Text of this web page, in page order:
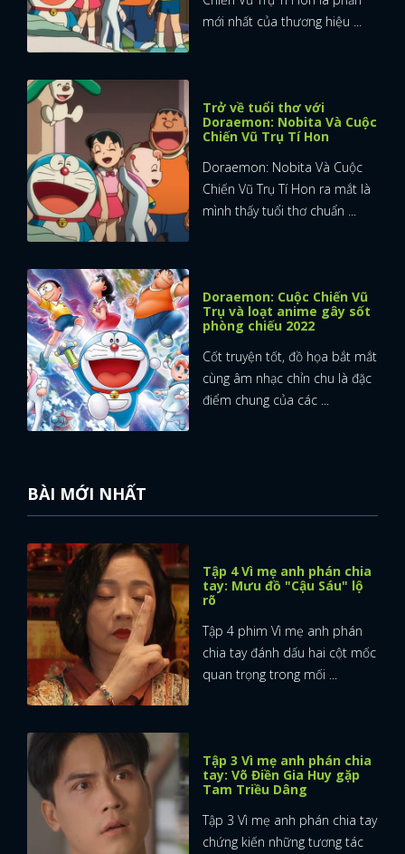
mới nhất của thương hiệu ...
Trở về tuổi thơ với
Doraemon: Nobita Và Cuộc
Chiến Vũ Trụ Tí Hon
Doraemon: Nobita Và Cuộc
Chiến Vũ Trụ Tí Hon ra mắt là
mình thấy tuổi thơ chuẩn ...
Doraemon: Cuộc Chiến Vũ
Trụ và loạt anime gây sốt
phòng chiếu 2022
Cốt truyện tốt, đồ họa bắt mắt
cùng âm nhạc chỉn chu là đặc
điểm chung của các ...
BÀI MỚI NHẤT
Tập 4 Vì mẹ anh phán chia
tay: Mưu đồ "Cậu Sáu" lộ
rõ
Tập 4 phim Vì mẹ anh phán
chia tay đánh dấu hai cột mốc
quan trọng trong mối ...
Tập 3 Vì mẹ anh phán chia
tay: Võ Điền Gia Huy gặp
Tam Triều Dâng
Tập 3 Vì mẹ anh phán chia tay
chứng kiến những tương tác